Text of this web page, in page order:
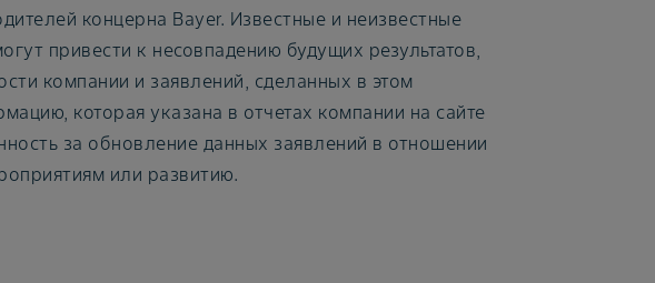
концерна Bayer. Известные и неизвестные
привести к несовпадению будущих результатов,
компании и заявлений, сделанных в этом
которая указана в отчетах компании на сайте
за обновление данных заявлений в отношении
или развитию.